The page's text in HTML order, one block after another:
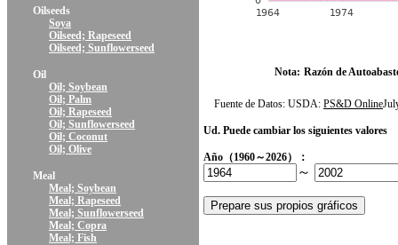
Oilseeds
Soya
Oilseed; Rapeseed
Oilseed; Sunflowerseed
Oil
Oil; Soybean
Oil; Palm
Oil; Rapeseed
Oil; Sunflowerseed
Oil; Coconut
Oil; Olive
Meal
Meal; Soybean
Meal; Rapeseed
Meal; Sunflowerseed
Meal; Copra
Meal; Fish
Nota: Razón de
Fuente de Datos: USDA: PS&D Online
Ud. Puede cambiar los siguientes valores
Año（1960～2026）：
～